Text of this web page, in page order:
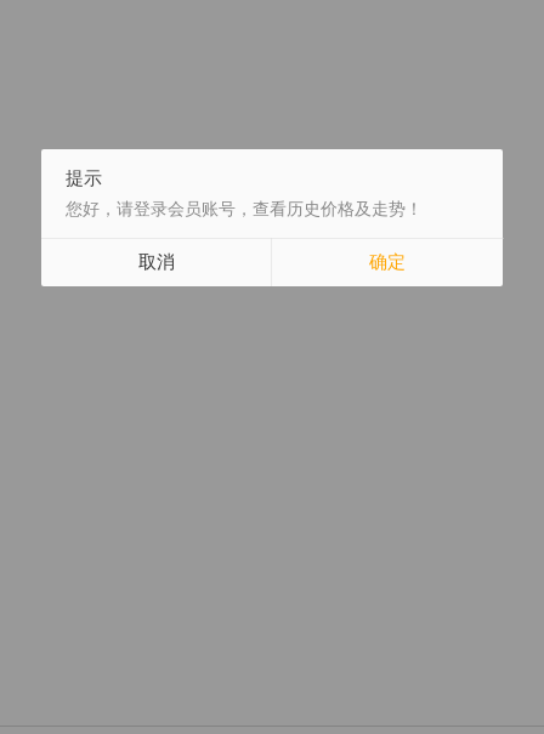
提示
您好，请登录会员账号，查看历史价格及走势！
取消 确定